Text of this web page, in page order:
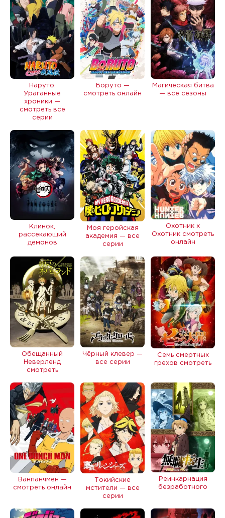
Наруто:
Ураганные
хроники —
смотреть все
серии
Боруто —
смотреть онлайн
Магическая битва
— все сезоны
Клинок,
рассекающий
демонов
Моя геройская
академия — все
серии
Охотник х
Охотник смотреть
онлайн
Обещанный
Неверленд
смотреть
Чёрный клевер —
все серии
Семь смертных
грехов смотреть
Ванпанчмен —
смотреть онлайн
Токийские
мстители — все
серии
Реинкарнация
безработного